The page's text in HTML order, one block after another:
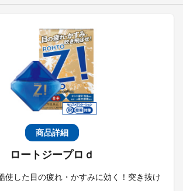
商品詳細
ロートジープロｄ
使した目の疲れ・かすみに効く！突き抜け